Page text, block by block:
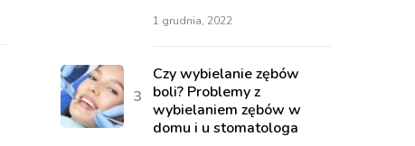
1 grudnia, 2022
Czy wybielanie zębów
boli? Problemy z
wybielaniem zębów w
domu i u stomatologa